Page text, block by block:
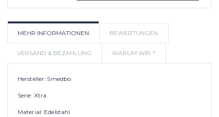
IN DEN WARENKORB
MEHR INFORMATIONEN BEWERTUNGEN
VERSAND & BEZAHLUNG WARUM WIR ?
Hersteller: Smedbo
Serie: Xtra
Material: Edelstahl